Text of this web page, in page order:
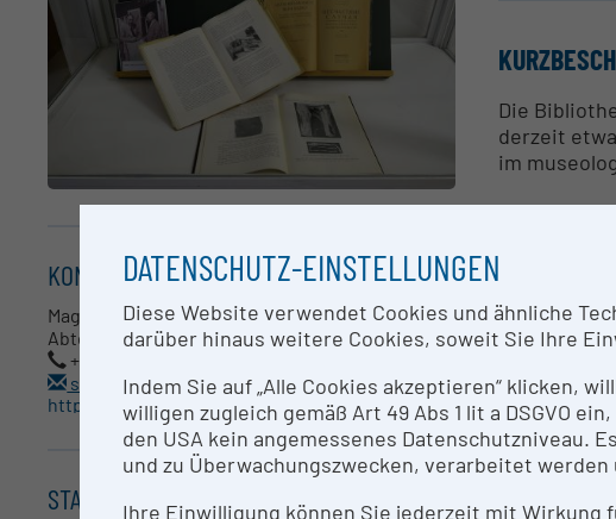
Die
derzeit
im
und bei
Erstellung
Für
KONTAKT
Mag. Sarah Magdalena Fiedler, M.A. LIS
Abteilung Bibliotheken
+43 1 52177-326
sarah.fiedler@nhm.at
https://www.nhm.at/museum/bibliotheken
STANDORT
DATENSCHUTZ-EINSTELLUNGEN
Diese Website verwendet Cookies und ähnliche
darüber hinaus weitere Cookies, soweit Sie Ihre
Indem Sie auf „Alle Cookies akzeptieren“ klicken,
willigen zugleich gemäß Art 49 Abs 1 lit a DSGVO
den USA kein angemessenes Datenschutzniveau.
und zu Überwachungszwecken, verarbeitet
Ihre Einwilligung können Sie jederzeit mit Wirkung